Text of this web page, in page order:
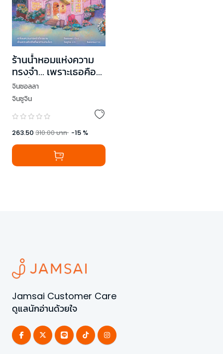
ร้านน้ำหอมแห่งความ
ทรงจำ... เพราะเธอคือ
คนที่ฉันไม่มีวันลืม
จินซอลลา
จินซูจิน
263.50 310.00บาท -15 %
Jamsai Customer Care
ดูแลนักอ่านด้วยใจ